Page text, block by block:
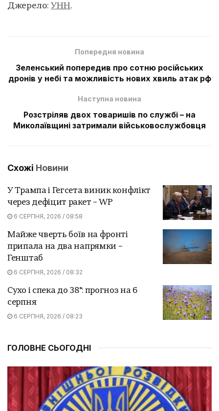
Джерело: УНН.
Попередня новина
Зеленський попередив про сотню російських
дронів у небі та можливість нових хвиль атак рф
Наступна новина
Розстріляв двох товаришів по службі – на
Миколаївщині затримали військовослужбовця
Схожі Новини
У Трампа і Гегсета виник конфлікт
через дефіцит ракет – WP
6 СЕРПНЯ, 2026 / 08:58
Майже чверть боїв на фронті
припала на два напрямки –
Генштаб
6 СЕРПНЯ, 2026 / 08:32
Сухо і спека до 38°: прогноз на 6
серпня
6 СЕРПНЯ, 2026 / 08:23
ГОЛОВНЕ СЬОГОДНІ